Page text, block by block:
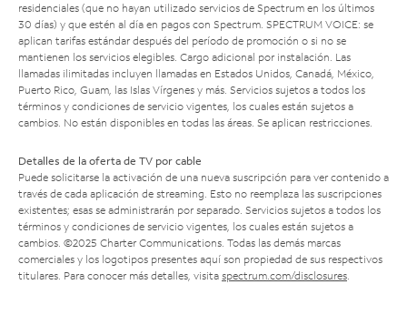
residenciales (que no hayan utilizado servicios de Spectrum en los últimos
30 días) y que estén al día en pagos con Spectrum. SPECTRUM VOICE: se
aplican tarifas estándar después del período de promoción o si no se
mantienen los servicios elegibles. Cargo adicional por instalación. Las
llamadas ilimitadas incluyen llamadas en Estados Unidos, Canadá, México,
Puerto Rico, Guam, las Islas Vírgenes y más. Servicios sujetos a todos los
términos y condiciones de servicio vigentes, los cuales están sujetos a
cambios. No están disponibles en todas las áreas. Se aplican restricciones.
Detalles de la oferta de TV por cable
Puede solicitarse la activación de una nueva suscripción para ver contenido a
través de cada aplicación de streaming. Esto no reemplaza las suscripciones
existentes; esas se administrarán por separado. Servicios sujetos a todos los
términos y condiciones de servicio vigentes, los cuales están sujetos a
cambios. ©2025 Charter Communications. Todas las demás marcas
comerciales y los logotipos presentes aquí son propiedad de sus respectivos
titulares. Para conocer más detalles, visita spectrum.com/disclosures